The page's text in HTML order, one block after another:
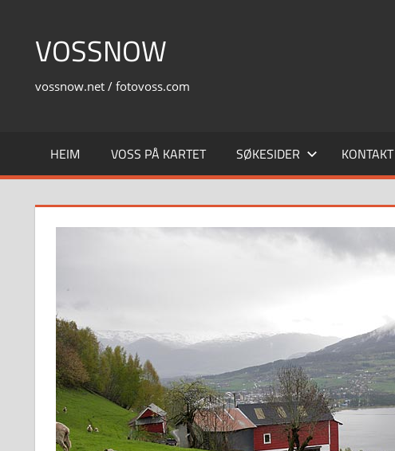
contentVOSSNOW
vossnow.net / fotovoss.com
HEIM VOSS PÅ KARTET SØKESIDER KONTAKT